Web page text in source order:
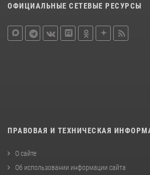
ОФИЦИАЛЬНЫЕ СЕТЕВЫЕ РЕСУРСЫ
ПРАВОВАЯ И ТЕХНИЧЕСКАЯ
О сайте
Об использовании информации сайта